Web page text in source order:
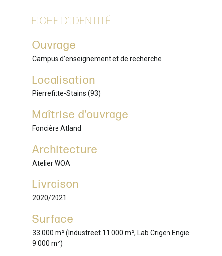
FICHE D’IDENTITÉ
Ouvrage
Campus d’enseignement et de recherche
Localisation
Pierrefitte-Stains (93)
Maîtrise d’ouvrage
Foncière Atland
Architecture
Atelier WOA
Livraison
2020/2021
Surface
33 000 m² (Industreet 11 000 m², Lab Crigen Engie
9 000 m²)